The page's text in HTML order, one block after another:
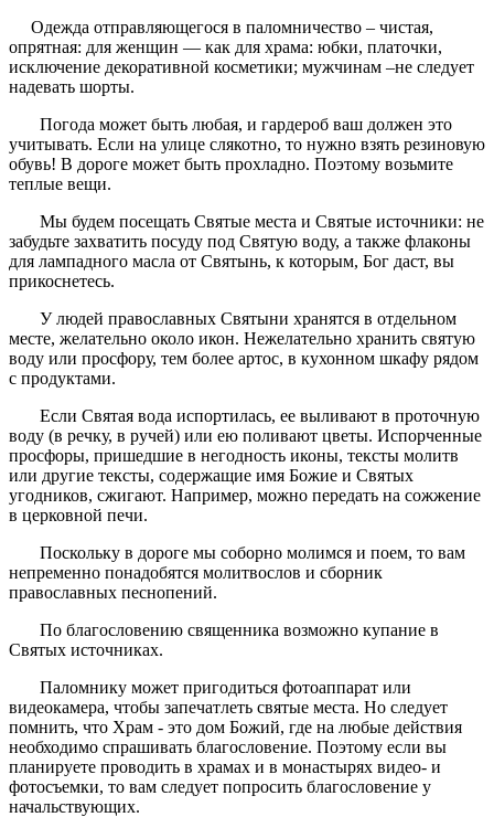
Одежда отправляющегося в паломничество – чистая,
опрятная: для женщин — как для храма: юбки, платочки,
исключение декоративной косметики; мужчинам –не следует
надевать шорты.
Погода может быть любая, и гардероб ваш должен это
учитывать. Если на улице слякотно, то нужно взять резиновую
обувь! В дороге может быть прохладно. Поэтому возьмите
теплые вещи.
Мы будем посещать Святые места и Святые источники: не
забудьте захватить посуду под Святую воду, а также флаконы
для лампадного масла от Святынь, к которым, Бог даст, вы
прикоснетесь.
У людей православных Святыни хранятся в отдельном
месте, желательно около икон. Нежелательно хранить святую
воду или просфору, тем более артос, в кухонном шкафу рядом
с продуктами.
Если Святая вода испортилась, ее выливают в проточную
воду (в речку, в ручей) или ею поливают цветы. Испорченные
просфоры, пришедшие в негодность иконы, тексты молитв
или другие тексты, содержащие имя Божие и Святых
угодников, сжигают. Например, можно передать на сожжение
в церковной печи.
Поскольку в дороге мы соборно молимся и поем, то вам
непременно понадобятся молитвослов и сборник
православных песнопений.
По благословению священника возможно купание в
Святых источниках.
Паломнику может пригодиться фотоаппарат или
видеокамера, чтобы запечатлеть святые места. Но следует
помнить, что Храм - это дом Божий, где на любые действия
необходимо спрашивать благословение. Поэтому если вы
планируете проводить в храмах и в монастырях видео- и
фотосъемки, то вам следует попросить благословение у
начальствующих.